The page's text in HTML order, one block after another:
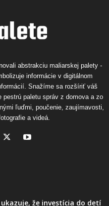
abstrakciu maliarskej palety -
informácie v digitálnom
Snažíme sa rozšíriť váš
paletu správ z domova a zo
ľuďmi, poučenie, zaujímavosti,
a videá.
ukazuje, že investícia do detí